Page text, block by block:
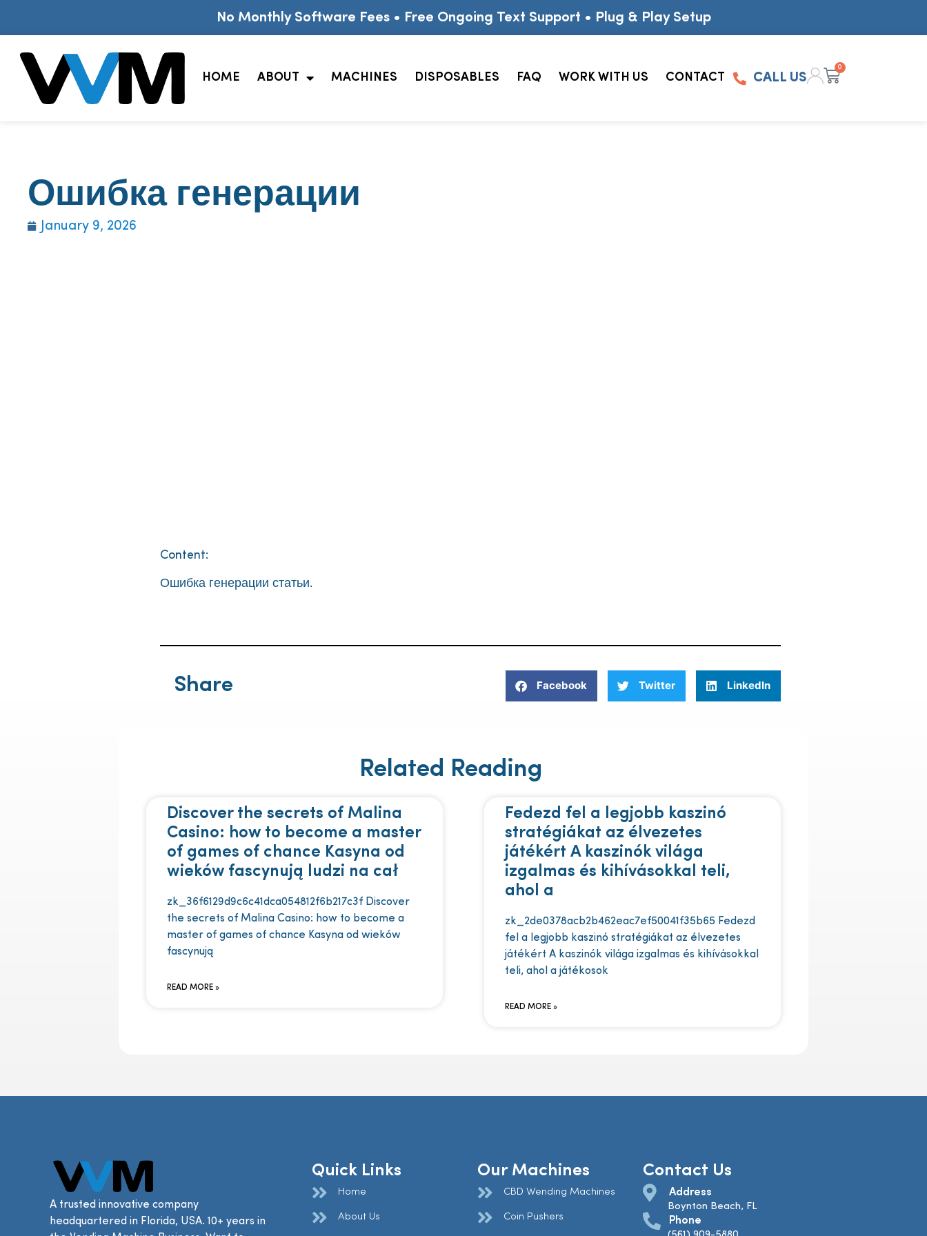
No Monthly Software Fees • Free Ongoing Text Support • Plug & Play Setup
HOME ABOUT MACHINES DISPOSABLES FAQ WORK WITH US CONTACT CALL US
0
Ошибка генерации
January 9, 2026
Content:
Ошибка генерации статьи.
Share Facebook Twitter LinkedIn
Related Reading
Discover the secrets of Malina
Casino: how to become a master
of games of chance Kasyna od
wieków fascynują ludzi na cał
zk_36f6129d9c6c41dca054812f6b217c3f Discover
the secrets of Malina Casino: how to become a
master of games of chance Kasyna od wieków
fascynują
READ MORE »
Fedezd fel a legjobb kaszinó
stratégiákat az élvezetes
játékért A kaszinók világa
izgalmas és kihívásokkal teli,
ahol a
zk_2de0378acb2b462eac7ef50041f35b65 Fedezd
fel a legjobb kaszinó stratégiákat az élvezetes
játékért A kaszinók világa izgalmas és kihívásokkal
teli, ahol a játékosok
READ MORE »
A trusted innovative company
headquartered in Florida, USA. 10+ years in
Quick Links
Home
About Us
Our Machines
CBD Wending Machines
Coin Pushers
Contact Us
Address
Boynton Beach, FL
Phone